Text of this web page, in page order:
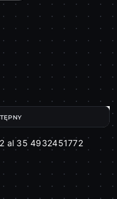
al 35 4932451772